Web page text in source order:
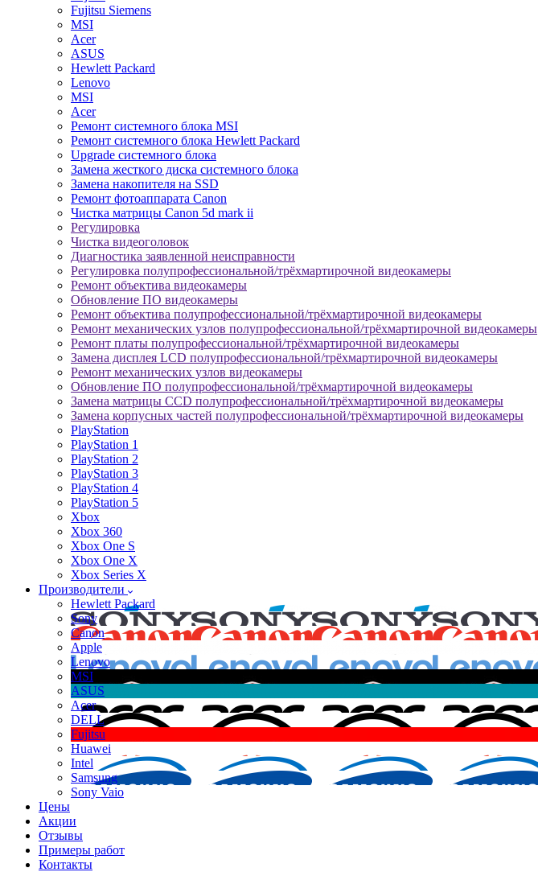
Fujitsu Siemens
MSI
Acer
ASUS
Hewlett Packard
Lenovo
MSI
Acer
Ремонт системного блока MSI
Ремонт системного блока Hewlett Packard
Upgrade системного блока
Замена жесткого диска системного блока
Замена накопителя на SSD
Ремонт фотоаппарата Canon
Чистка матрицы Canon 5d mark ii
Регулировка
Чистка видеоголовок
Диагностика заявленной неисправности
Регулировка полупрофессиональной/трёхмартирочной видеокамеры
Ремонт объектива видеокамеры
Обновление ПО видеокамеры
Ремонт объектива полупрофессиональной/трёхмартирочной видеокамеры
Ремонт механических узлов полупрофессиональной/трёхмартирочной видеокамеры
Ремонт платы полупрофессиональной/трёхмартирочной видеокамеры
Замена дисплея LCD полупрофессиональной/трёхмартирочной видеокамеры
Ремонт механических узлов видеокамеры
Обновление ПО полупрофессиональной/трёхмартирочной видеокамеры
Замена матрицы CCD полупрофессиональной/трёхмартирочной видеокамеры
Замена корпусных частей полупрофессиональной/трёхмартирочной видеокамеры
PlayStation
PlayStation 1
PlayStation 2
PlayStation 3
PlayStation 4
PlayStation 5
Xbox
Xbox 360
Xbox One S
Xbox One X
Xbox Series X
Производители
Hewlett Packard
Sony
Canon
Apple
Lenovo
MSI
ASUS
Acer
DELL
Fujitsu
Huawei
Intel
Samsung
Sony Vaio
Цены
Акции
Отзывы
Примеры работ
Контакты